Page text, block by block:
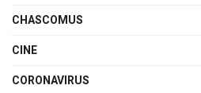
CHASCOMUS
CINE
CORONAVIRUS